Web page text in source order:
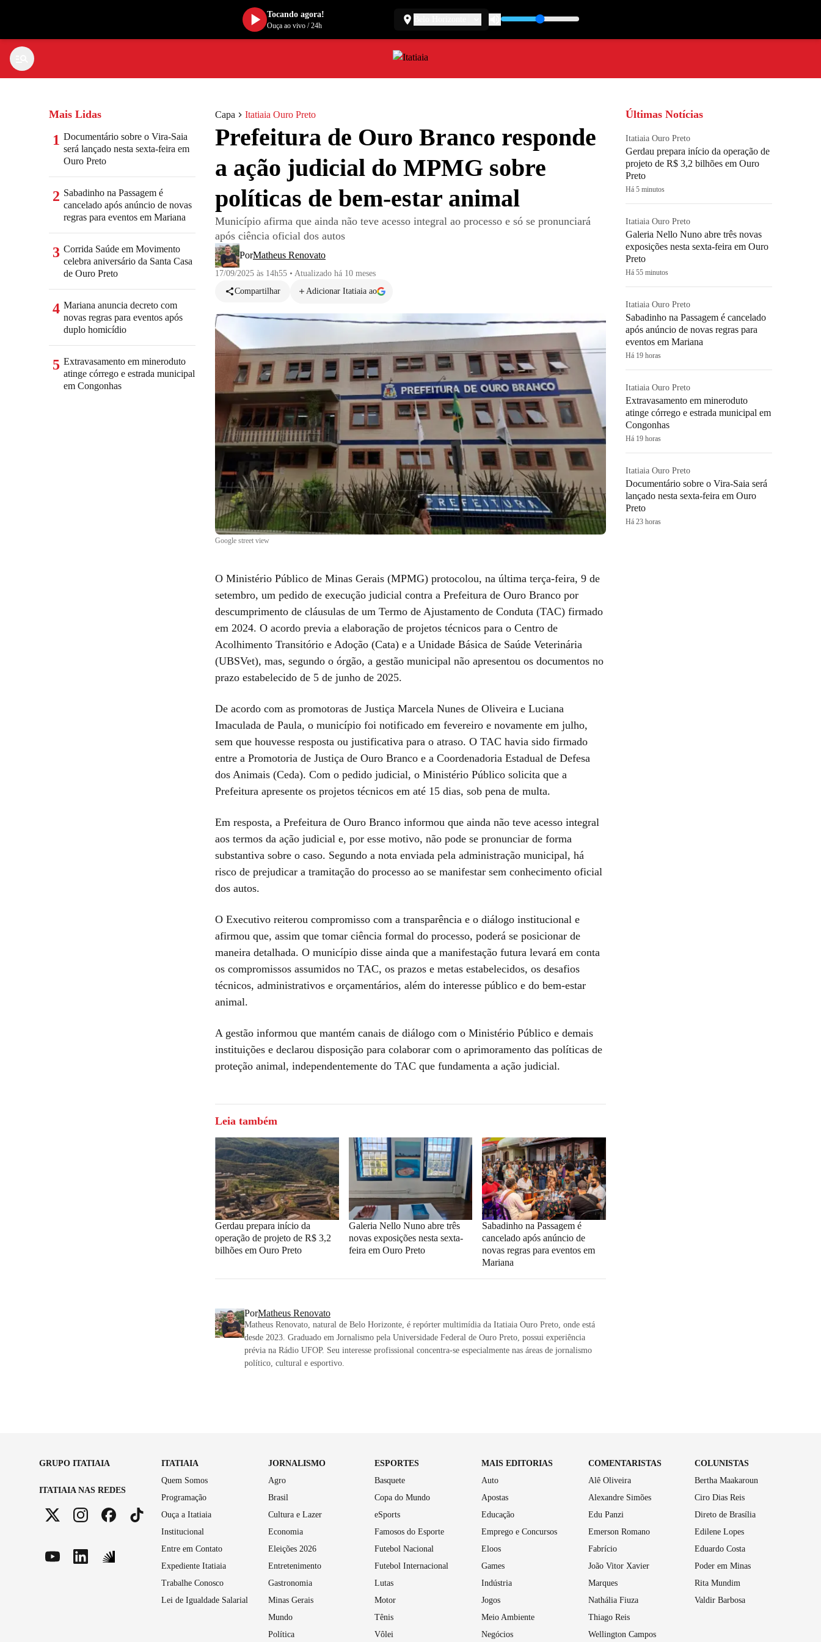
Capa Itatiaia Ouro Preto
Prefeitura de Ouro Branco responde
a ação judicial do MPMG sobre
políticas de bem-estar animal
Município afirma que ainda não teve acesso integral ao processo e só se pronunciará
após ciência oficial dos autos
PorMatheus Renovato
17/09/2025 às 14h55 • Atualizado há 10 meses
Compartilhar
Adicionar Itatiaia ao
Google street view
O Ministério Público de Minas Gerais (MPMG) protocolou, na última terça-feira, 9 de
setembro, um pedido de execução judicial contra a Prefeitura de Ouro Branco por
descumprimento de cláusulas de um Termo de Ajustamento de Conduta (TAC) firmado
em 2024. O acordo previa a elaboração de projetos técnicos para o Centro de
Acolhimento Transitório e Adoção (Cata) e a Unidade Básica de Saúde Veterinária
(UBSVet), mas, segundo o órgão, a gestão municipal não apresentou os documentos no
prazo estabelecido de 5 de junho de 2025.
De acordo com as promotoras de Justiça Marcela Nunes de Oliveira e Luciana
Imaculada de Paula, o município foi notificado em fevereiro e novamente em julho,
sem que houvesse resposta ou justificativa para o atraso. O TAC havia sido firmado
entre a Promotoria de Justiça de Ouro Branco e a Coordenadoria Estadual de Defesa
dos Animais (Ceda). Com o pedido judicial, o Ministério Público solicita que a
Prefeitura apresente os projetos técnicos em até 15 dias, sob pena de multa.
Em resposta, a Prefeitura de Ouro Branco informou que ainda não teve acesso integral
aos termos da ação judicial e, por esse motivo, não pode se pronunciar de forma
substantiva sobre o caso. Segundo a nota enviada pela administração municipal, há
risco de prejudicar a tramitação do processo ao se manifestar sem conhecimento oficial
dos autos.
O Executivo reiterou compromisso com a transparência e o diálogo institucional e
afirmou que, assim que tomar ciência formal do processo, poderá se posicionar de
maneira detalhada. O município disse ainda que a manifestação futura levará em conta
os compromissos assumidos no TAC, os prazos e metas estabelecidos, os desafios
técnicos, administrativos e orçamentários, além do interesse público e do bem-estar
animal.
A gestão informou que mantém canais de diálogo com o Ministério Público e demais
instituições e declarou disposição para colaborar com o aprimoramento das políticas de
proteção animal, independentemente do TAC que fundamenta a ação judicial.
Leia também
Gerdau prepara início da
operação de projeto de R$ 3,2
bilhões em Ouro Preto
Galeria Nello Nuno abre três
novas exposições nesta sexta-
feira em Ouro Preto
Sabadinho na Passagem é
cancelado após anúncio de
novas regras para eventos em
Mariana
PorMatheus Renovato
Matheus Renovato, natural de Belo Horizonte, é repórter multimídia da Itatiaia Ouro Preto, onde está
desde 2023. Graduado em Jornalismo pela Universidade Federal de Ouro Preto, possui experiência
prévia na Rádio UFOP. Seu interesse profissional concentra-se especialmente nas áreas de jornalismo
político, cultural e esportivo.
Mais Lidas
1 Documentário sobre o Vira-Saia
será lançado nesta sexta-feira em
Ouro Preto
2 Sabadinho na Passagem é
cancelado após anúncio de novas
regras para eventos em Mariana
3 Corrida Saúde em Movimento
celebra aniversário da Santa Casa
de Ouro Preto
4 Mariana anuncia decreto com
novas regras para eventos após
duplo homicídio
5 Extravasamento em mineroduto
atinge córrego e estrada municipal
em Congonhas
Últimas Notícias
Itatiaia Ouro Preto
Gerdau prepara início da operação de
projeto de R$ 3,2 bilhões em Ouro
Preto
Há 5 minutos
Itatiaia Ouro Preto
Galeria Nello Nuno abre três novas
exposições nesta sexta-feira em Ouro
Preto
Há 55 minutos
Itatiaia Ouro Preto
Sabadinho na Passagem é cancelado
após anúncio de novas regras para
eventos em Mariana
Há 19 horas
Itatiaia Ouro Preto
Extravasamento em mineroduto
atinge córrego e estrada municipal em
Congonhas
Há 19 horas
Itatiaia Ouro Preto
Documentário sobre o Vira-Saia será
lançado nesta sexta-feira em Ouro
Preto
Há 23 horas
GRUPO ITATIAIA
ITATIAIA NAS REDES
ITATIAIA
Quem Somos
Programação
Ouça a Itatiaia
Institucional
Entre em Contato
Expediente Itatiaia
Trabalhe Conosco
Lei de Igualdade Salarial
JORNALISMO
Agro
Brasil
Cultura e Lazer
Economia
Eleições 2026
Entretenimento
Gastronomia
Minas Gerais
Mundo
Política
ESPORTES
Basquete
Copa do Mundo
eSports
Famosos do Esporte
Futebol Nacional
Futebol Internacional
Lutas
Motor
Tênis
Vôlei
MAIS EDITORIAS
Auto
Apostas
Educação
Emprego e Concursos
Eloos
Games
Indústria
Jogos
Meio Ambiente
Negócios
COMENTARISTAS
Alê Oliveira
Alexandre Simões
Edu Panzi
Emerson Romano
Fabrício
João Vitor Xavier
Marques
Nathália Fiuza
Thiago Reis
Wellington Campos
COLUNISTAS
Bertha Maakaroun
Ciro Dias Reis
Direto de Brasília
Edilene Lopes
Eduardo Costa
Poder em Minas
Rita Mundim
Valdir Barbosa
Tocando agora!
Ouça ao vivo/24h